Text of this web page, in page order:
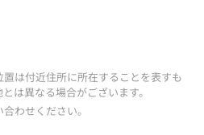
は付近住所に所在することを表すも
は異なる場合がございます。
わせください。